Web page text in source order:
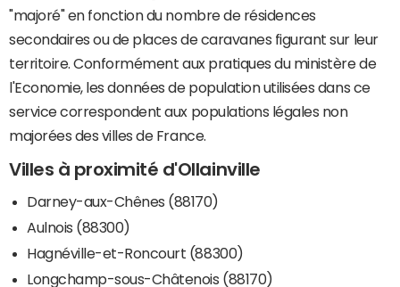
"majoré" en fonction du nombre de résidences
secondaires ou de places de caravanes figurant sur leur
territoire. Conformément aux pratiques du ministère de
l'Economie, les données de population utilisées dans ce
service correspondent aux populations légales non
majorées des villes de France.
Villes à proximité d'Ollainville
Darney-aux-Chênes (88170)
Aulnois (88300)
Hagnéville-et-Roncourt (88300)
Longchamp-sous-Châtenois (88170)